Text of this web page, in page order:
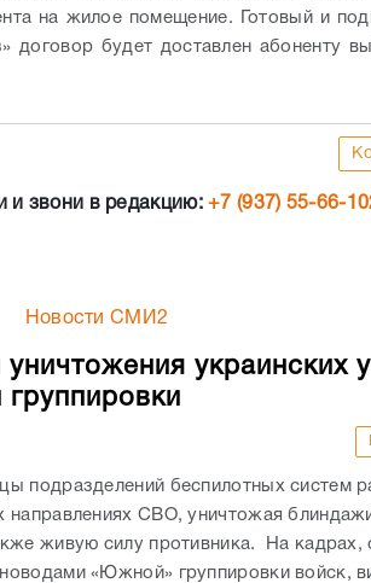
на жилое помещение. Готовый и
договор будет доставлен абоненту
и звони в редакцию:+7 (937) 55-66-
Новости СМИ2
украинских
подразделений беспилотных систем
направлениях СВО, уничтожая
живую силу противника. На кадрах,
«Южной» группировки войск,